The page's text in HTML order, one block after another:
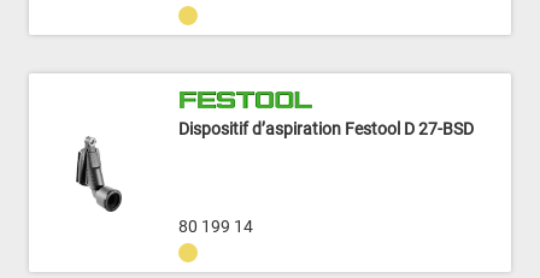
80 199 14
Dispositif d’aspiration Festool D 27-BSD